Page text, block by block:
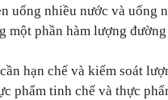
uống nhiều nước và uống
một phần hàm lượng
hạn chế và kiểm soát
phẩm tinh chế và thực